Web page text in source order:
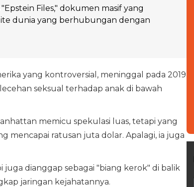
Files," dokumen masif yang
dunia yang berhubungan dengan
yang kontroversial, meninggal pada 2019
seksual terhadap anak di bawah
memicu spekulasi luas, tetapi yang
mencapai ratusan juta dolar. Apalagi, ia juga
dianggap sebagai "biang kerok" di balik
jaringan kejahatannya.